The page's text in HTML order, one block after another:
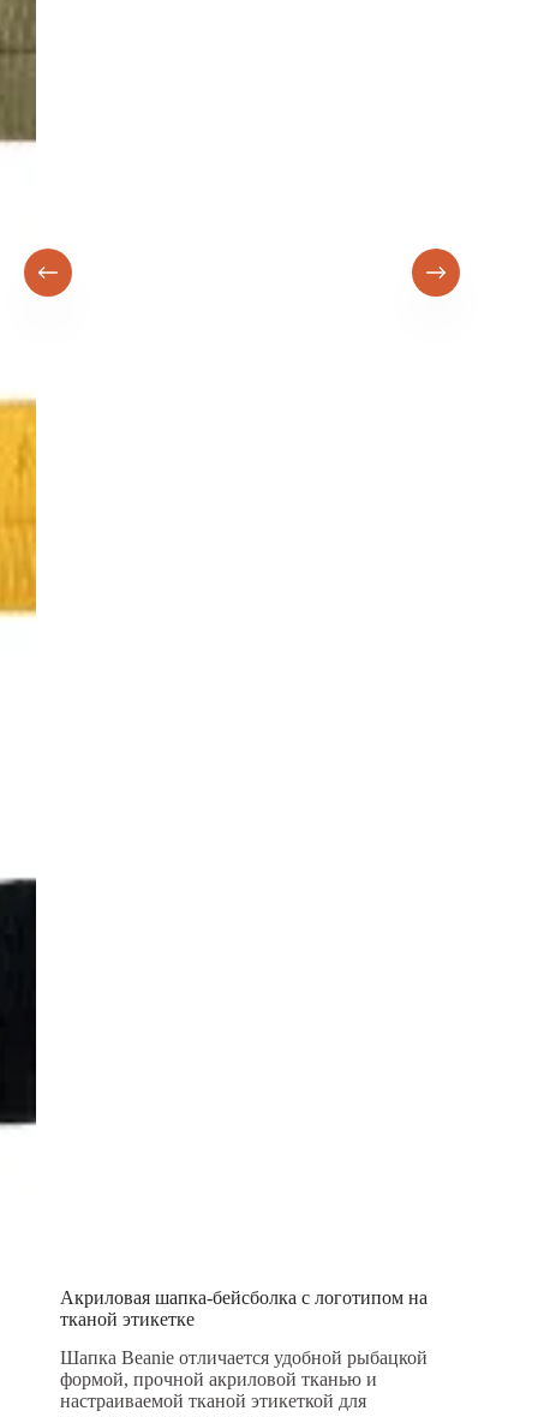
Акриловая шапка-бейсболка с логотипом на
тканой этикетке
Шапка Beanie отличается удобной рыбацкой
формой, прочной акриловой тканью и
настраиваемой тканой этикеткой для